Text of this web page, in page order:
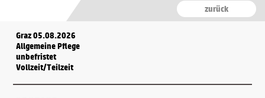
zurück
Graz 05.08.2026
Allgemeine Pflege
unbefristet
Vollzeit/Teilzeit